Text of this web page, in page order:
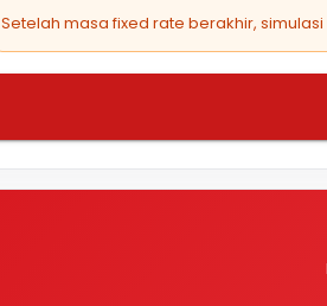
Setelah masa fixed rate berakhir,